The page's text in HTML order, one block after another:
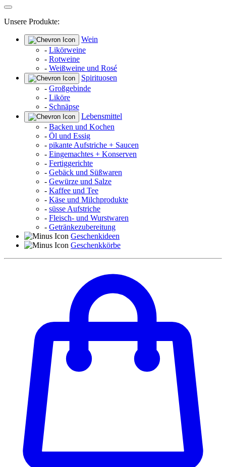
Unsere Produkte:
Wein
- Likörweine
- Rotweine
- Weißweine und Rosé
Spirituosen
- Großgebinde
- Liköre
- Schnäpse
Lebensmittel
- Backen und Kochen
- Öl und Essig
- pikante Aufstriche + Saucen
- Eingemachtes + Konserven
- Fertiggerichte
- Gebäck und Süßwaren
- Gewürze und Salze
- Kaffee und Tee
- Käse und Milchprodukte
- süsse Aufstriche
- Fleisch- und Wurstwaren
- Getränkezubereitung
Geschenkideen
Geschenkkörbe